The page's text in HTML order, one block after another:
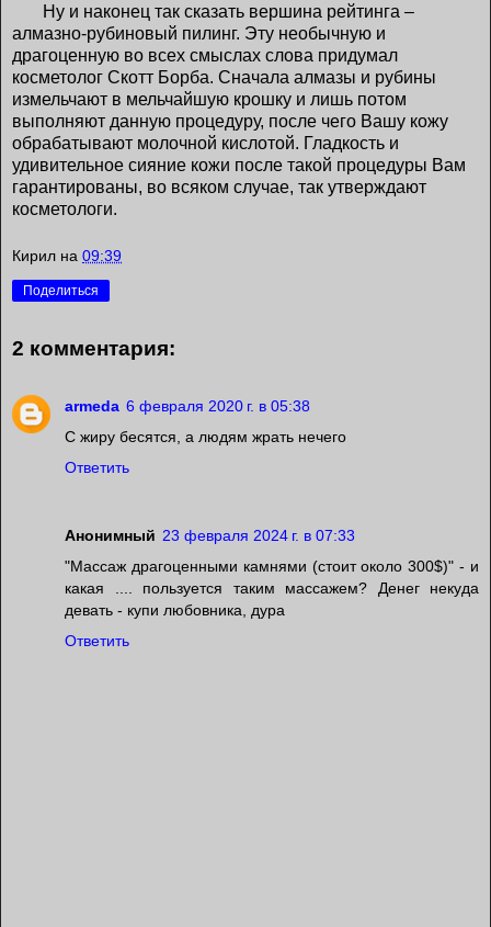
Ну и наконец так сказать вершина рейтинга –
алмазно-рубиновый пилинг. Эту необычную и
драгоценную во всех смыслах слова придумал
косметолог Скотт Борба. Сначала алмазы и рубины
измельчают в мельчайшую крошку и лишь потом
выполняют данную процедуру, после чего Вашу кожу
обрабатывают молочной кислотой. Гладкость и
удивительное сияние кожи после такой процедуры Вам
гарантированы, во всяком случае, так утверждают
косметологи.
Кирил на 09:39
Поделиться
2 комментария:
armeda 6 февраля 2020 г. в 05:38
С жиру бесятся, а людям жрать нечего
Ответить
Анонимный 23 февраля 2024 г. в 07:33
"Массаж драгоценными камнями (стоит около 300$)" - и
какая .... пользуется таким массажем? Денег некуда
девать - купи любовника, дура
Ответить